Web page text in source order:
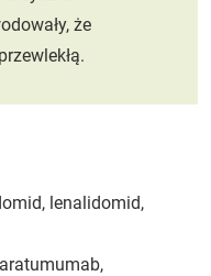
że
lenalidomid,